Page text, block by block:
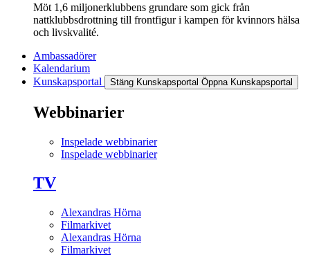
Möt 1,6 miljonerklubbens grundare som gick från
nattklubbsdrottning till frontfigur i kampen för kvinnors hälsa
och livskvalité.
Ambassadörer
Kalendarium
Kunskapsportal
Stäng Kunskapsportal Öppna Kunskapsportal
Webbinarier
Inspelade webbinarier
Inspelade webbinarier
TV
Alexandras Hörna
Filmarkivet
Alexandras Hörna
Filmarkivet